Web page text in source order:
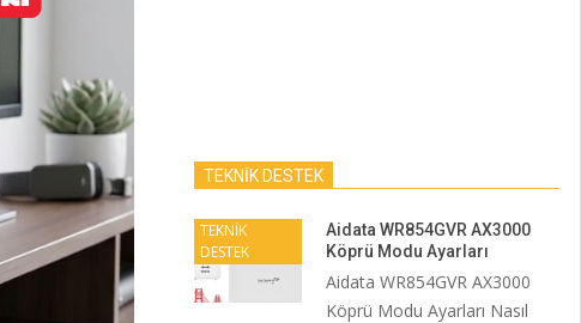
TEKNİK DESTEK
TEKNİK
DESTEK
Aidata WR854GVR AX3000
Köprü Modu Ayarları
Aidata WR854GVR AX3000
Köprü Modu Ayarları Nasıl